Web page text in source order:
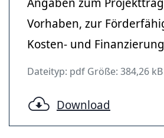
Vorhaben, zur
Kosten- und
Dateityp: pdf Größe: 384,26 kB
Download